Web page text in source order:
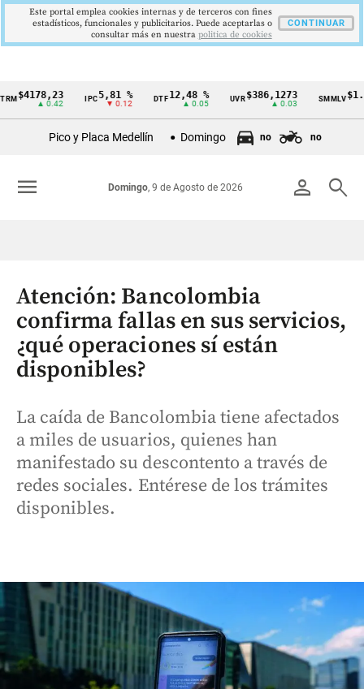
Cintillo
Colombia
▲ 0.42
IPC 5,81 %
▼ 0.12
DTF 12,48 %
▲ 0.05
UVR $386,1273
▲ 0.03
SMMLV
Pico y Placa Medellín Domingo no no
person search
Domingo, 9 de Agosto de 2026
menu
Atención: Bancolombia
confirma fallas en sus servicios,
¿qué operaciones sí están
disponibles?
La caída de Bancolombia tiene afectados
a miles de usuarios, quienes han
manifestado su descontento a través de
redes sociales. Entérese de los trámites
disponibles.
Este portal emplea cookies internas y de terceros con fines
estadísticos, funcionales y publicitarios. Puede aceptarlas o
consultar más en nuestra politica de cookies
CONTINUAR